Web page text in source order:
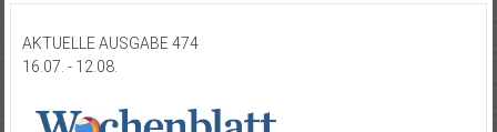
AKTUELLE AUSGABE 474
16.07. - 12.08.